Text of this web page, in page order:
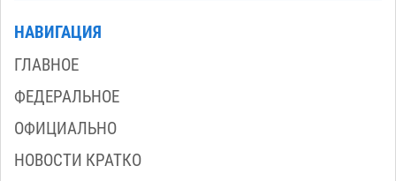
НАВИГАЦИЯ
ГЛАВНОЕ
ФЕДЕРАЛЬНОЕ
ОФИЦИАЛЬНО
НОВОСТИ КРАТКО